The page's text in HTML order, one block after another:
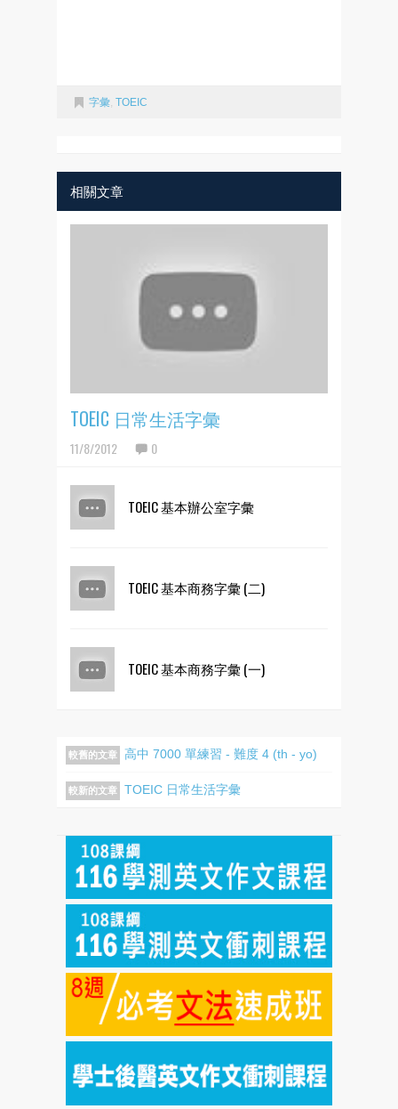
字彙 TOEIC
相關文章
TOEIC 日常生活字彙
11/8/2012 0
TOEIC 基本辦公室字彙
TOEIC 基本商務字彙 (二)
TOEIC 基本商務字彙 (一)
較舊的文章 高中 7000 單練習 - 難度 4 (th - yo)
較新的文章 TOEIC 日常生活字彙